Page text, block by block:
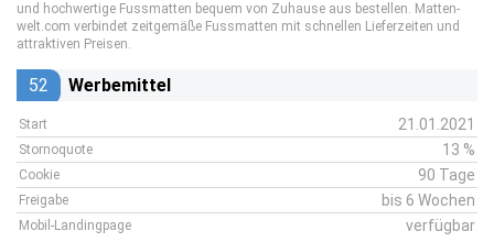
und hochwertige Fussmatten bequem von Zuhause aus bestellen. Matten-
welt.com verbindet zeitgemäße Fussmatten mit schnellen Lieferzeiten und
attraktiven Preisen.
52 Werbemittel
Start 21.01.2021
Stornoquote 13 %
Cookie 90 Tage
Freigabe bis 6 Wochen
Mobil-Landingpage verfügbar